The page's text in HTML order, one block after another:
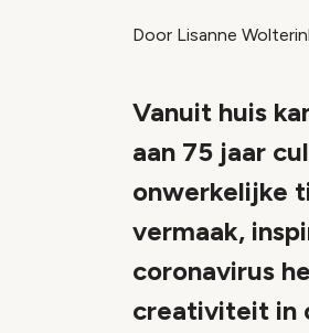
Door Lisanne
Vanuit huis
aan 75 jaar
onwerkelijke
vermaak,
coronavirus
creativiteit in